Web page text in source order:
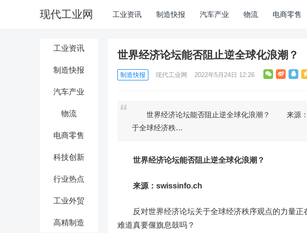
现代工业网 工业资讯 制造快报 汽车产业 物流 电商零售
工业资讯
制造快报
汽车产业
物流
电商零售
科技创新
行业热点
工业外贸
高精制造
世界经济论坛能否阻止逆全球化浪潮？
制造快报 现代工业网 2022年5月24日 12:26
世界经济论坛能否阻止逆全球化浪潮？ 来源
于全球经济秩…
世界经济论坛能否阻止逆全球化浪潮？
来源：swissinfo.ch
反对世界经济论坛关于全球经济秩序观点的力量正
难道真要偃旗息鼓吗？